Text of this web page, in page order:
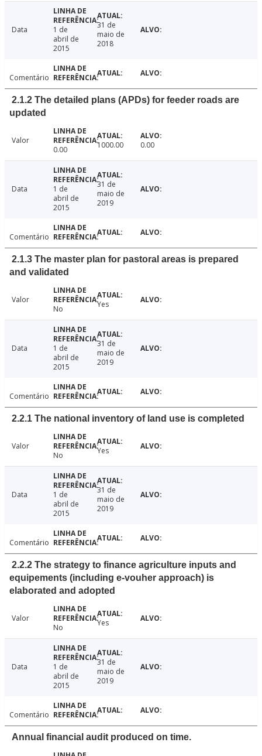
Data
1 de
abril de
2015
31 de
maio de
2018
Comentário
2.1.2 The detailed plans (APDs) for feeder roads are
updated
Valor
0.00
1000.00 0.00
Data
1 de
abril de
2015
31 de
maio de
2019
Comentário
2.1.3 The master plan for pastoral areas is prepared
and validated
Valor
No
Yes
Data
1 de
abril de
2015
31 de
maio de
2019
Comentário
2.2.1 The national inventory of land use is completed
Valor
No
Yes
Data
1 de
abril de
2015
31 de
maio de
2019
Comentário
2.2.2 The strategy to finance agriculture inputs and
equipements (including e-vouher approach) is
elaborated and adopted
Valor
No
Yes
Data
1 de
abril de
2015
31 de
maio de
2019
Comentário
Annual financial audit produced on time.